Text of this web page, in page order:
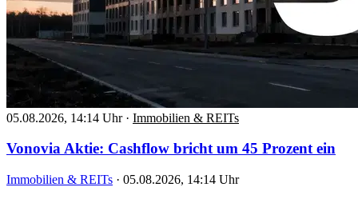
05.08.2026, 14:14 Uhr · Immobilien & REITs
Vonovia Aktie: Cashflow bricht um 45 Prozent ein
Immobilien & REITs · 05.08.2026, 14:14 Uhr